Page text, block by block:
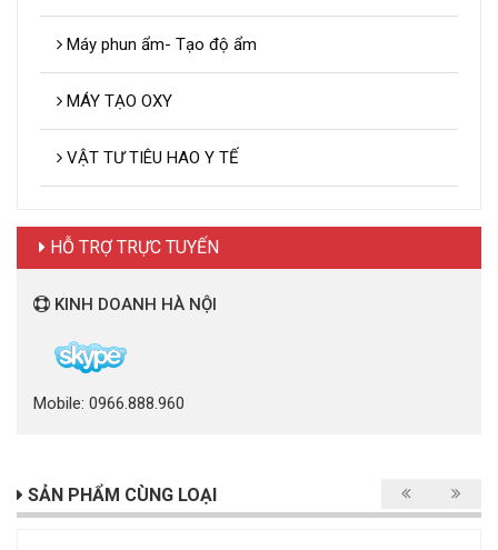
Máy phun ẩm- Tạo độ ẩm
MÁY TẠO OXY
VẬT TƯ TIÊU HAO Y TẾ
HỖ TRỢ TRỰC TUYẾN
KINH DOANH HÀ NỘI
Mobile: 0966.888.960
SẢN PHẨM CÙNG LOẠI